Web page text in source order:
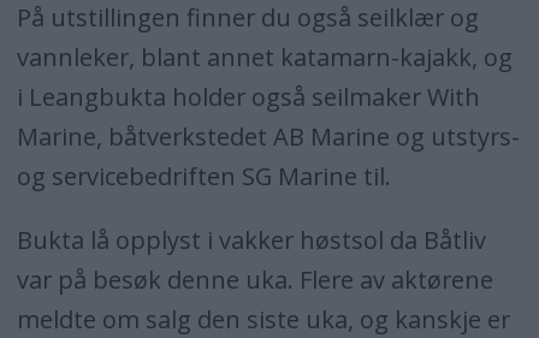
På utstillingen finner du også seilklær og
vannleker, blant annet katamarn-kajakk, og
i Leangbukta holder også seilmaker With
Marine, båtverkstedet AB Marine og utstyrs-
og servicebedriften SG Marine til.
Bukta lå opplyst i vakker høstsol da Båtliv
var på besøk denne uka. Flere av aktørene
meldte om salg den siste uka, og kanskje er